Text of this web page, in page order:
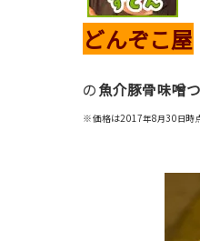
どんぞこ屋
の魚介豚骨味噌
※価格は2017年8月30日時